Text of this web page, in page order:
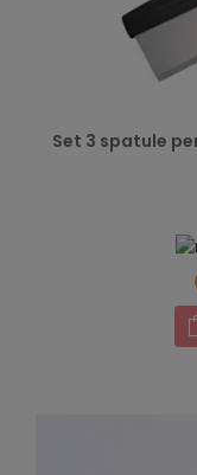
Set 3 spatule